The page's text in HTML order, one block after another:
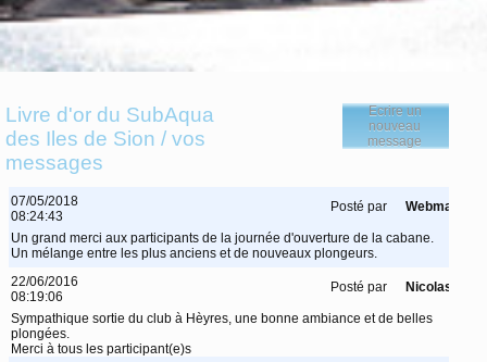
Livre d'or du SubAqua
des Iles de Sion / vos
messages
Ecrire un
nouveau
message
07/05/2018
08:24:43
Posté par Webmaster
Un grand merci aux participants de la journée d'ouverture de la cabane.
Un mélange entre les plus anciens et de nouveaux plongeurs.
22/06/2016
08:19:06
Posté par Nicolas
Sympathique sortie du club à Hèyres, une bonne ambiance et de belles
plongées.
Merci à tous les participant(e)s